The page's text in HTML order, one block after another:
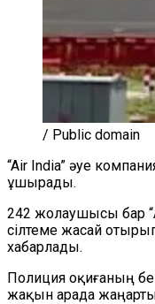
/ Public domain
“Air India” әуе
ұшырады.
242 жолаушысы бар
сілтеме жасай
хабарлады.
Полиция оқиғаның
жақын арада